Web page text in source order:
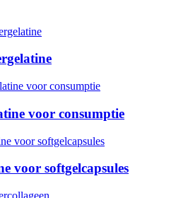
voor consumptie
voor softgelcapsules